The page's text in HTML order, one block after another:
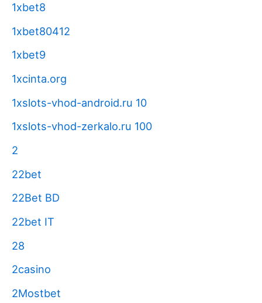
1xbet8
1xbet80412
1xbet9
1xcinta.org
1xslots-vhod-android.ru 10
1xslots-vhod-zerkalo.ru 100
2
22bet
22Bet BD
22bet IT
28
2casino
2Mostbet